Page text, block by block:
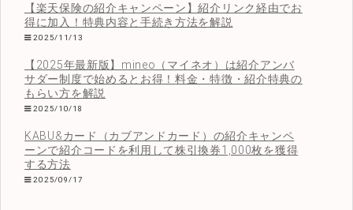
【楽天保険の紹介キャンペーン】紹介リンク経由でお
得に加入！特典内容と手続き方法を解説
2025/11/13
【2025年最新版】mineo（マイネオ）は紹介アンバ
サダー制度で始めるとお得！料金・特徴・紹介特典の
もらい方を解説
2025/10/18
KABU&カード（カブアンドカード）の紹介キャンペ
ーンで紹介コードを利用して株引換券1,000枚を獲得
する方法
2025/09/17